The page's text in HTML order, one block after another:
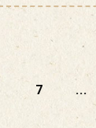
7 ...